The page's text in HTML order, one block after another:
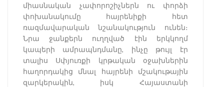
միասնական չափորոշիչներն ու փորձի
փոխանակումը հայրենիքի հետ
ռազմավարական նշանակություն ունեն։
Նրա ջանքերն ուղղված էին երկկողմ
կապերի ամրապնդմանը, ինչը թույլ էր
տալիս Սփյուռքի կրթական օջախներին
հաղորդակից մնալ հայրենի մշակութային
զարկերակին, իսկ Հայաստանի